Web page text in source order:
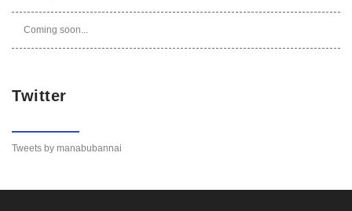
Coming soon...
Twitter
Tweets by manabubannai